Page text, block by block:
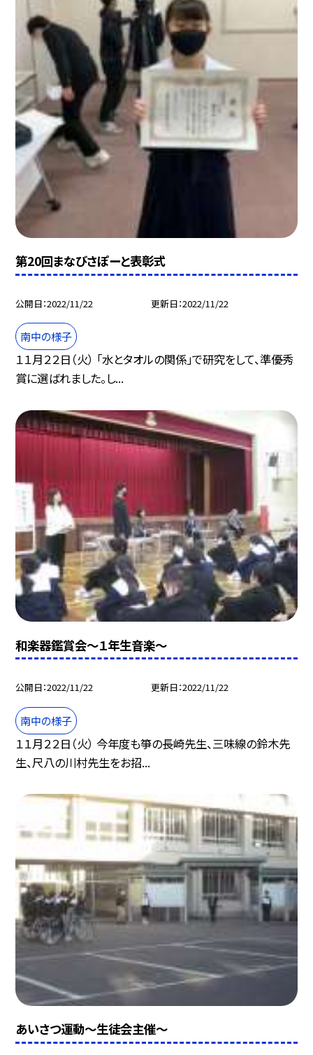
第20回まなびさぽーと表彰式
公開日 2022/11/22 更新日 2022/11/22
南中の様子
１１月２２日（火） 「水とタオルの関係」で研究をして、準優秀
賞に選ばれました。し...
和楽器鑑賞会〜１年生音楽〜
公開日 2022/11/22 更新日 2022/11/22
南中の様子
１１月２２日（火） 今年度も箏の長崎先生、三味線の鈴木先
生、尺八の川村先生をお招...
あいさつ運動〜生徒会主催〜